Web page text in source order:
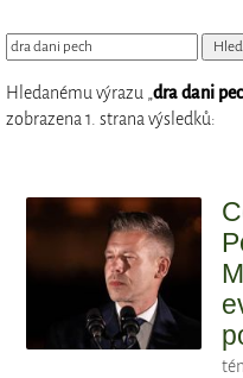
Hledanému výrazu „dra dani
zobrazena 1. strana výsledků: